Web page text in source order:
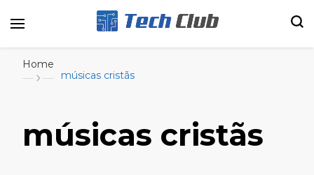
Home
músicas cristãs
músicas cristãs